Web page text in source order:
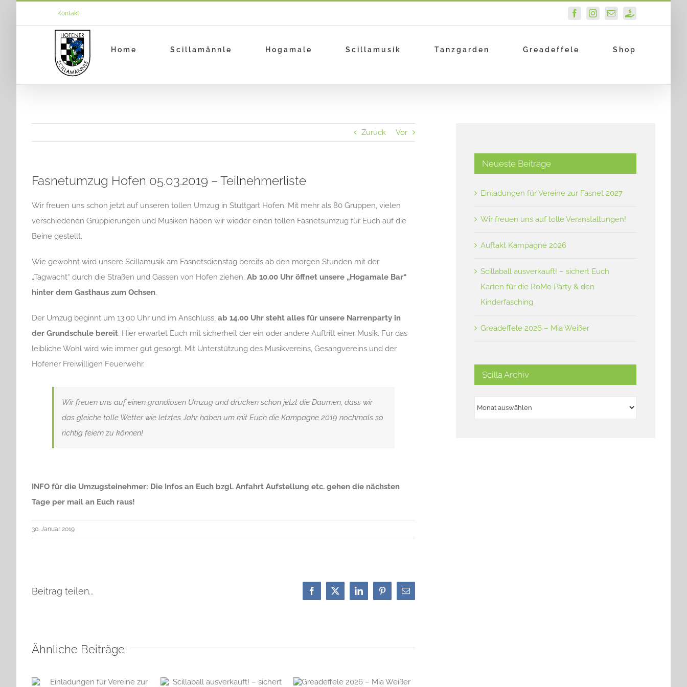
Kontakt FacebookInstagram
E-
Mail
PayPal
Home Scillamännle Hogamale Scillamusik Tanzgarden Greadeffele Shop
Zurück Vor
Fasnetumzug Hofen 05.03.2019 – Teilnehmerliste
Wir freuen uns schon jetzt auf unseren tollen Umzug in Stuttgart Hofen. Mit mehr als 80 Gruppen, vielen
verschiedenen Gruppierungen und Musiken haben wir wieder einen tollen Fasnetsumzug für Euch auf die
Beine gestellt.
Wie gewohnt wird unsere Scillamusik am Fasnetsdienstag bereits ab den morgen Stunden mit der
„Tagwacht“ durch die Straßen und Gassen von Hofen ziehen. Ab 10.00 Uhr öffnet unsere „Hogamale Bar“
hinter dem Gasthaus zum Ochsen.
Der Umzug beginnt um 13.00 Uhr und im Anschluss, ab 14.00 Uhr steht alles für unsere Narrenparty in
der Grundschule bereit. Hier erwartet Euch mit sicherheit der ein oder andere Auftritt einer Musik. Für das
leibliche Wohl wird wie immer gut gesorgt. Mit Unterstützung des Musikvereins, Gesangvereins und der
Hofener Freiwilligen Feuerwehr.
Wir freuen uns auf einen grandiosen Umzug und drücken schon jetzt die Daumen, dass wir
das gleiche tolle Wetter wie letztes Jahr haben um mit Euch die Kampagne 2019 nochmals so
richtig feiern zu können!
INFO für die Umzugsteinehmer: Die Infos an Euch bzgl. Anfahrt Aufstellung etc. gehen die nächsten
Tage per mail an Euch raus!
30. Januar 2019
Beitrag teilen... Facebook
X LinkedInPinterest
E-
Mail
Ähnliche Beiträge
Neueste Beiträge
Einladungen für Vereine zur Fasnet 2027
Wir freuen uns auf tolle Veranstaltungen!
Auftakt Kampagne 2026
Scillaball ausverkauft! – sichert Euch
Karten für die RoMo Party & den
Kinderfasching
Greadeffele 2026 – Mia Weißer
Scilla Archiv
Scilla